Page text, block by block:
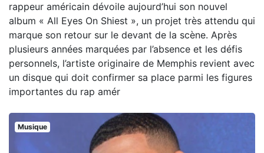
rappeur américain dévoile aujourd’hui son nouvel
album « All Eyes On Shiest », un projet très attendu qui
marque son retour sur le devant de la scène. Après
plusieurs années marquées par l’absence et les défis
personnels, l’artiste originaire de Memphis revient avec
un disque qui doit confirmer sa place parmi les figures
importantes du rap amér
Musique